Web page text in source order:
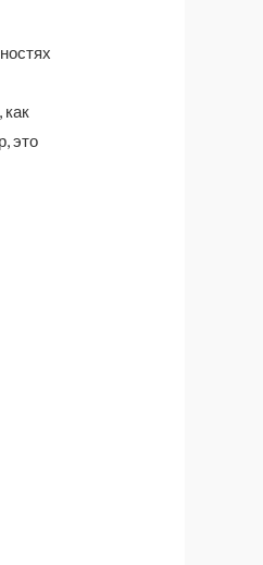
как
это